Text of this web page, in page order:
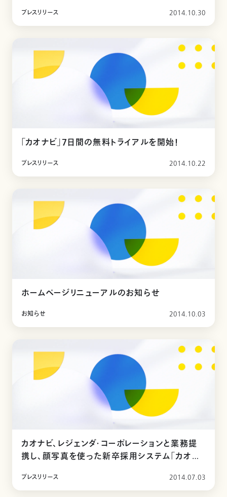
プレスリリース 2014.10.30
「カオナビ」7日間の無料トライアルを開始！
プレスリリース 2014.10.22
ホームページリニューアルのお知らせ
お知らせ 2014.10.03
カオナビ、レジェンダ・コーポレーションと業務提
携し、顔写真を使った新卒採用システム「カオナ
プレスリリース 2014.07.03